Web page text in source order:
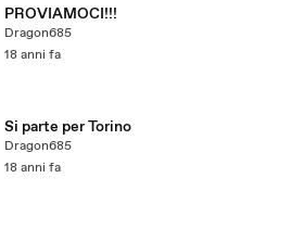
PROVIAMOCI!!!
Dragon685
18 anni fa
Si parte per Torino
Dragon685
18 anni fa